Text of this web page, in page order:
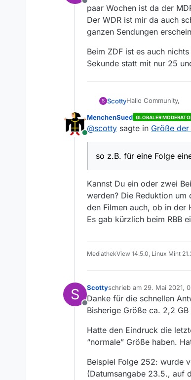
Offline
paar Wochen ist da der
Der WDR ist mir da auch
ganzen Sendungen
Beim ZDF ist es auch
Sekunde statt mit nur 25
S ScottyHallo Community,
vielleicht bin ich
aus den
Hat jemand
Danke,
Ralf
Online
MenchenSued GLOBALER
@scotty sagte in Größe
so z.B. für eine Folge
Kannst Du ein oder zwei
werden? Die Reduktion
den Filmen auch, ob in der
Es gab kürzlich beim RBB
MediathekView 14.5.0, Linux Mint
S
Offline
Scottyschrieb am 29. Mai 2021,
zuletzt editiert von
Danke für die schnellen
Bisherige Größe ca. 2,2
Hatte den Eindruck die
“normale” Größe haben.
Beispiel Folge 252: wurde
(Datumsangabe 23.5., auf